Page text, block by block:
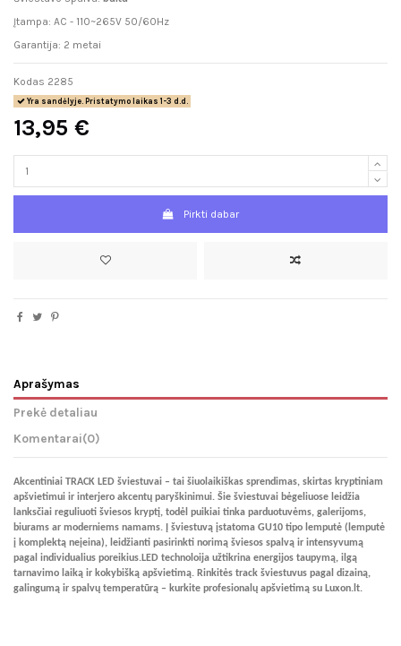
Įtampa: AC - 110~265V 50/60Hz
Garantija: 2 metai
Kodas 2285
Yra sandėlyje. Pristatymo laikas 1-3 d.d.
13,95 €
Pirkti dabar
Aprašymas
Prekė detaliau
Komentarai(0)
Akcentiniai TRACK LED šviestuvai – tai šiuolaikiškas sprendimas, skirtas kryptiniam
apšvietimui ir interjero akcentų paryškinimui. Šie šviestuvai bėgeliuose leidžia
lanksčiai reguliuoti šviesos kryptį, todėl puikiai tinka parduotuvėms, galerijoms,
biurams ar moderniems namams.
Į šviestuvą įstatoma GU10 tipo lemputė (lemputė
į komplektą neįeina), leidžianti pasirinkti norimą šviesos spalvą ir intensyvumą
pagal individualius poreikius.LED technoloija užtikrina energijos taupymą, ilgą
tarnavimo laiką ir kokybišką apšvietimą. Rinkitės track šviestuvus pagal dizainą,
galingumą ir spalvų temperatūrą – kurkite profesionalų apšvietimą su Luxon.lt.